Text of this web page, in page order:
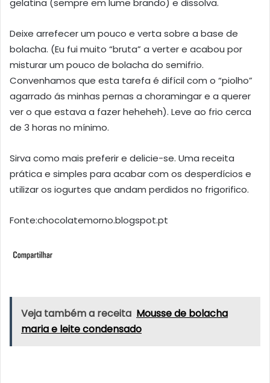
gelatina (sempre em lume brando) e dissolva.
Deixe arrefecer um pouco e verta sobre a base de
bolacha. (Eu fui muito “bruta” a verter e acabou por
misturar um pouco de bolacha do semifrio.
Convenhamos que esta tarefa é difícil com o “piolho”
agarrado ás minhas pernas a choramingar e a querer
ver o que estava a fazer heheheh). Leve ao frio cerca
de 3 horas no mínimo.
Sirva como mais preferir e delicie-se. Uma receita
prática e simples para acabar com os desperdícios e
utilizar os iogurtes que andam perdidos no frigorifico.
Fonte:chocolatemorno.blogspot.pt
Veja também a receita Mousse de bolacha
maria e leite condensado